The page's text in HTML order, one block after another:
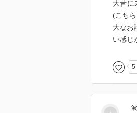
大昔に
(こち
大なお
い感じ
5